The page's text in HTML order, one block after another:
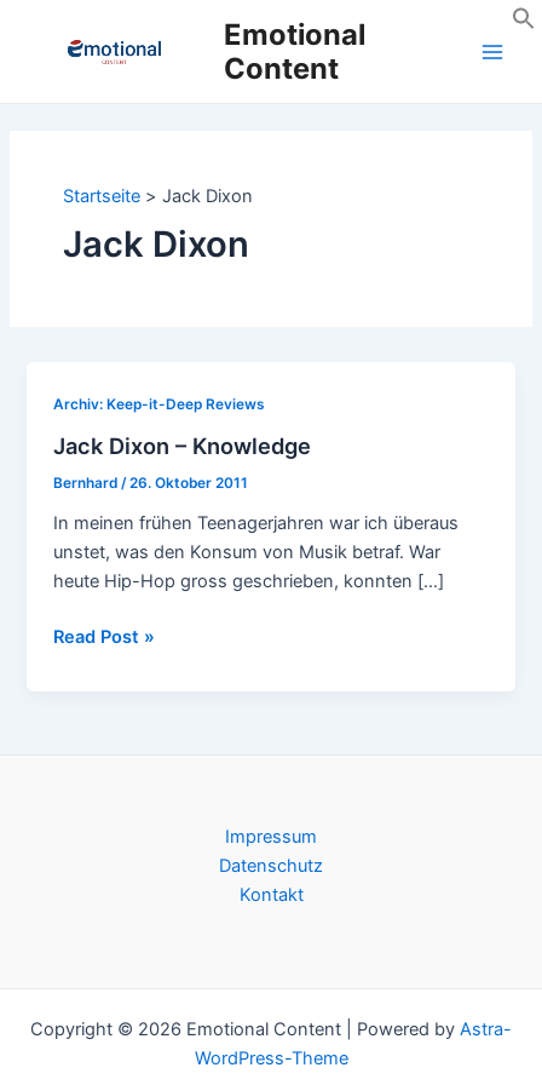
Emotional
Content
Startseite Jack Dixon
Jack Dixon
Archiv: Keep-it-Deep Reviews
Jack Dixon – Knowledge
Bernhard/26. Oktober 2011
In meinen frühen Teenagerjahren war ich überaus
unstet, was den Konsum von Musik betraf. War
heute Hip-Hop gross geschrieben, konnten […]
Jack
Read Post »
Impressum
Datenschutz
Kontakt
Copyright © 2026 Emotional Content | Powered by Astra-
WordPress-Theme